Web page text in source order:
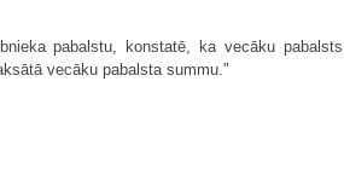
pabalstu, konstatē, ka vecāku pabalsts
vecāku pabalsta summu."